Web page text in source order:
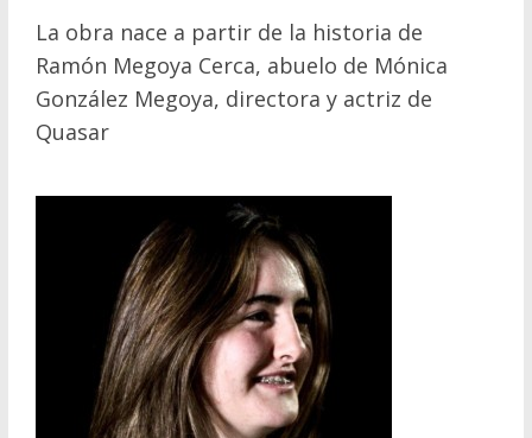
La obra nace a partir de la historia de
Ramón Megoya Cerca, abuelo de Mónica
González Megoya, directora y actriz de
Quasar